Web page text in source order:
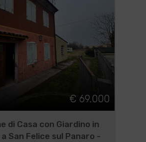
€ 69.000
di Casa con Giardino in
San Felice sul Panaro -